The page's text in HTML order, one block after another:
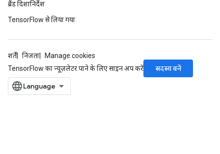
ब्रैंड दिशानिर्देश
TensorFlow से लिया गया
शर्तें निजता
Manage cookies
TensorFlow का न्यूज़लेटर पाने के लिए साइन अप करें
सदस्य बनें